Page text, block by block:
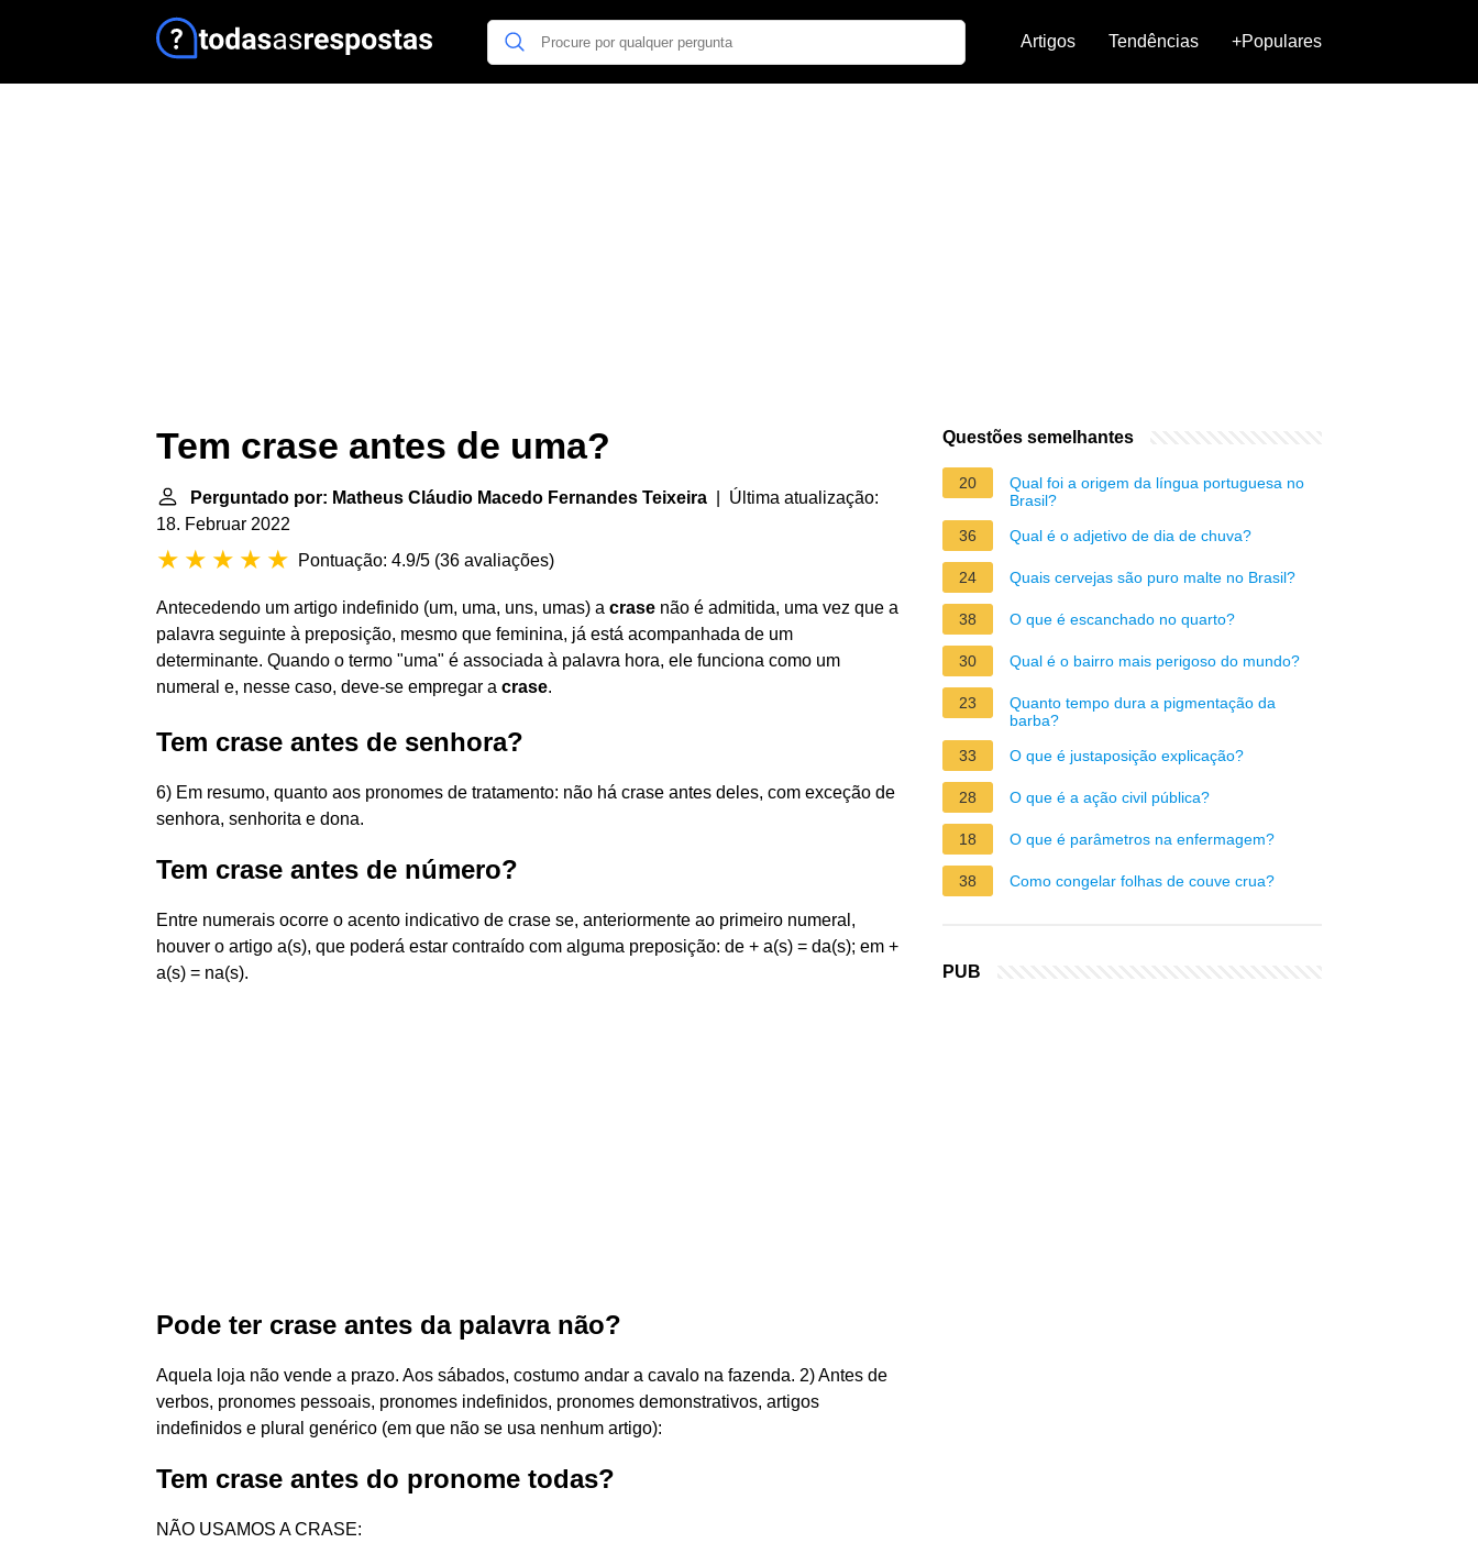
Artigos Tendências +Populares
Tem crase antes de uma?
Perguntado por: Matheus Cláudio Macedo Fernandes Teixeira | Última atualização:
18. Februar 2022
Pontuação: 4.9/5 (36 avaliações)
Antecedendo um artigo indefinido (um, uma, uns, umas) a crase não é admitida, uma vez que a
palavra seguinte à preposição, mesmo que feminina, já está acompanhada de um
determinante. Quando o termo "uma" é associada à palavra hora, ele funciona como um
numeral e, nesse caso, deve-se empregar a crase.
Tem crase antes de senhora?
6) Em resumo, quanto aos pronomes de tratamento: não há crase antes deles, com exceção de
senhora, senhorita e dona.
Tem crase antes de número?
Entre numerais ocorre o acento indicativo de crase se, anteriormente ao primeiro numeral,
houver o artigo a(s), que poderá estar contraído com alguma preposição: de + a(s) = da(s); em +
a(s) = na(s).
Pode ter crase antes da palavra não?
Aquela loja não vende a prazo. Aos sábados, costumo andar a cavalo na fazenda. 2) Antes de
verbos, pronomes pessoais, pronomes indefinidos, pronomes demonstrativos, artigos
indefinidos e plural genérico (em que não se usa nenhum artigo):
Tem crase antes do pronome todas?
NÃO USAMOS A CRASE:
Questões semelhantes
20
Qual foi a origem da língua portuguesa no
Brasil?
36
Qual é o adjetivo de dia de chuva?
24 Quais cervejas são puro malte no Brasil?
38 O que é escanchado no quarto?
30 Qual é o bairro mais perigoso do mundo?
23
Quanto tempo dura a pigmentação da
barba?
33
O que é justaposição explicação?
28 O que é a ação civil pública?
18 O que é parâmetros na enfermagem?
38 Como congelar folhas de couve crua?
PUB